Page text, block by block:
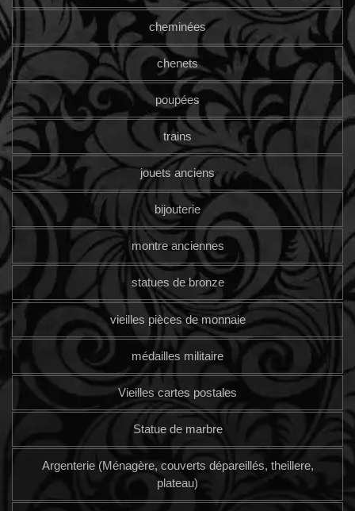
cheminées
chenets
poupées
trains
jouets anciens
bijouterie
montre anciennes
statues de bronze
vieilles pièces de monnaie
médailles militaire
Vieilles cartes postales
Statue de marbre
Argenterie (Ménagère, couverts dépareillés, theillere,
plateau)